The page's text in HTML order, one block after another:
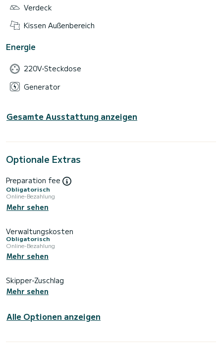
Verdeck
Kissen Außenbereich
Energie
220V-Steckdose
Generator
Gesamte Ausstattung anzeigen
Optionale Extras
Preparation fee
Obligatorisch
Online-Bezahlung
Mehr sehen
Verwaltungskosten
Obligatorisch
Online-Bezahlung
Mehr sehen
Skipper-Zuschlag
Mehr sehen
Alle Optionen anzeigen